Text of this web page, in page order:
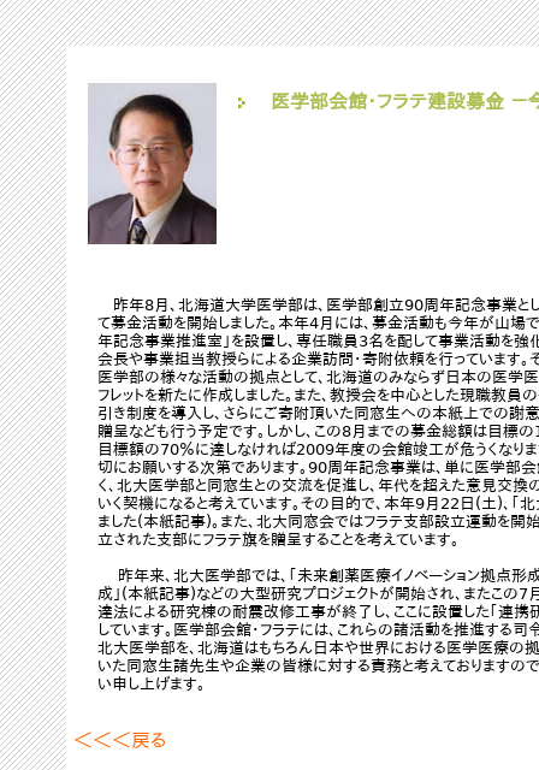
医学部会館･フラテ建設募金 －
昨年8月､北海道大学医学部は､医学部創立90周年記念事業と
て募金活動を開始しました｡本年4月には､募金活動も今年が山場
年記念事業推進室｣を設置し､専任職員3名を配して事業活動を強
会長や事業担当教授らによる企業訪問･寄附依頼を行っています
医学部の様々な活動の拠点として､北海道のみならず日本の医学
フレットを新たに作成しました｡また､教授会を中心とした現職教
引き制度を導入し、さらにご寄附頂いた同窓生への本紙上での
贈呈なども行う予定です｡しかし、この8月までの募金総額は目標
目標額の70％に達しなければ2009年度の会館竣工が危うくなり
切にお願いする次第であります｡90周年記念事業は、単に医学部会
く､北大医学部と同窓生との交流を促進し､年代を超えた意見交換
いく契機になると考えています。その目的で､本年9月22日(土)、｢
ました(本紙記事)｡また､北大同窓会ではフラテ支部設立運動を開
立された支部にフラテ旗を贈呈することを考えています。
昨年来､北大医学部では､｢未来創薬医療イノベーション拠点形
成｣(本紙記事)などの大型研究プロジェクトが開始され､またこの
達法による研究棟の耐震改修工事が終了し､ここに設置した｢連
しています｡医学部会館･フラテには､これらの諸活動を推進する司
北大医学部を､北海道はもちろん日本や世界における医学医療の
いた同窓生諸先生や企業の皆様に対する責務と考えておりますの
い申し上げます。
＜＜＜戻る